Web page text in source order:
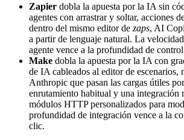
Zapier dobla la apuesta por la IA sin
agentes con arrastrar y soltar, acciones
dentro del mismo editor de zaps, AI
a partir de lenguaje natural. La
agente vence a la profundidad de
Make dobla la apuesta por la IA con
de IA cableados al editor de
Anthropic que pasan las cargas útiles
enrutamiento habitual y una integración
módulos HTTP personalizados para
profundidad de integración vence a la
clic.